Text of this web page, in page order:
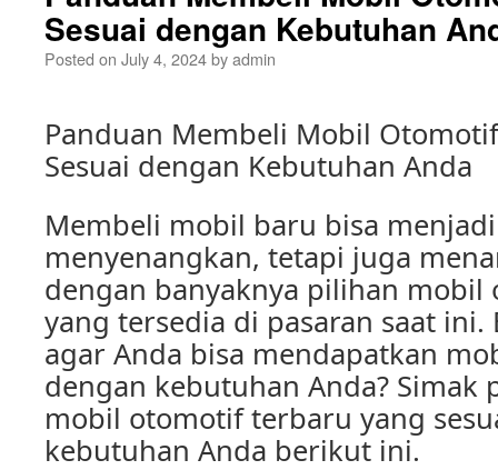
Sesuai dengan Kebutuhan
Posted on July 4, 2024byadmin
Panduan Membeli Mobil
Sesuai dengan Kebutuhan Anda
Membeli mobil baru bisa
menyenangkan, tetapi juga
dengan banyaknya pilihan
yang tersedia di pasaran saat ini.
agar Anda bisa mendapatkan
dengan kebutuhan Anda? Simak
mobil otomotif terbaru yang
kebutuhan Anda berikut ini.